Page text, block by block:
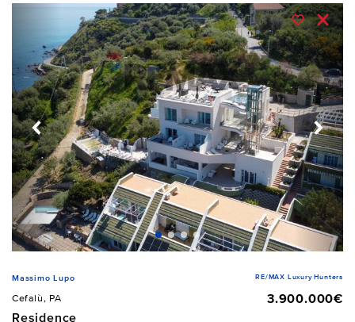
Massimo Lupo RE/MAX Luxury Hunters
Cefalù, PA
3.900.000€
Residence